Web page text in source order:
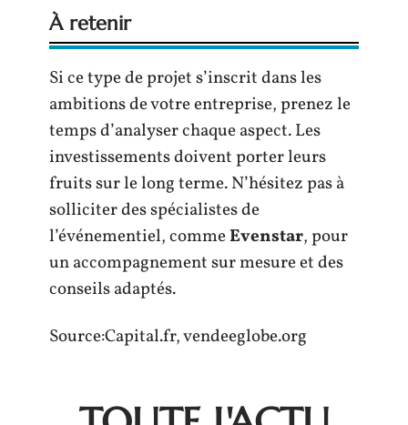
À retenir
Si ce type de projet s’inscrit dans les
ambitions de votre entreprise, prenez le
temps d’analyser chaque aspect. Les
investissements doivent porter leurs
fruits sur le long terme. N’hésitez pas à
solliciter des spécialistes de
l’événementiel, commeEvenstar, pour
un accompagnement sur mesure et des
conseils adaptés.
Source:Capital.fr, vendeeglobe.org